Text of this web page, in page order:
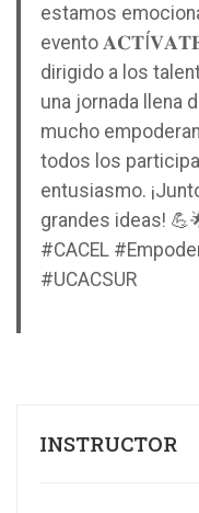
estamos
evento
dirigido a los
una jornada llena
mucho
todos los
entusiasmo.
grandes ideas!
#CACEL
#UCACSUR
INSTRUCTOR